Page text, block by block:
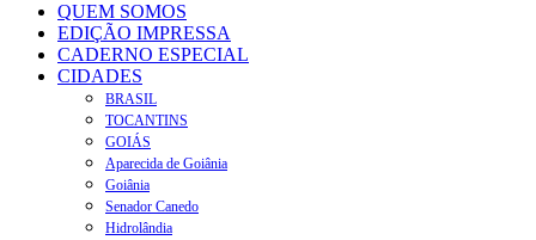
QUEM SOMOS
EDIÇÃO IMPRESSA
CADERNO ESPECIAL
CIDADES
BRASIL
TOCANTINS
GOIÁS
Aparecida de Goiânia
Goiânia
Senador Canedo
Hidrolândia